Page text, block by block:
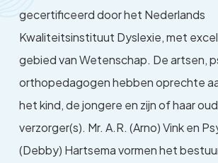
gecertificeerd door het Nederlands
Kwaliteitsinstituut Dyslexie, met
gebied van Wetenschap. De artsen,
orthopedagogen hebben oprechte
het kind, de jongere en zijn of haar
verzorger(s). Mr. A.R. (Arno) Vink en
(Debby) Hartsema vormen het